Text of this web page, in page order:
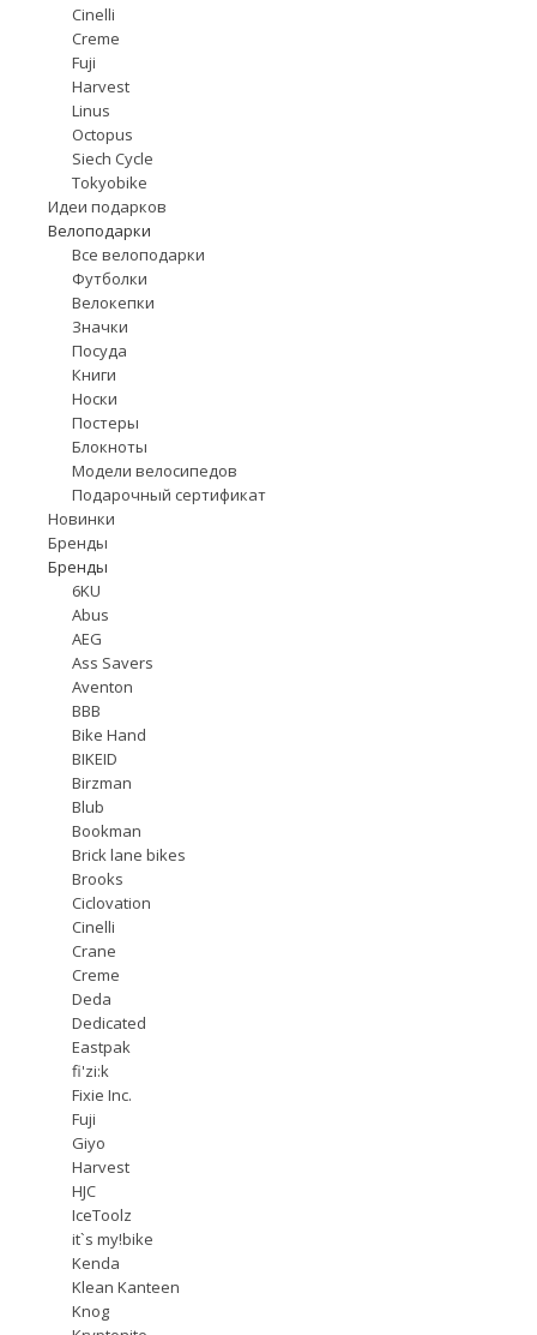
Cinelli
Creme
Fuji
Harvest
Linus
Octopus
Siech Cycle
Tokyobike
Идеи подарков
Велоподарки
Все велоподарки
Футболки
Велокепки
Значки
Посуда
Книги
Носки
Постеры
Блокноты
Модели велосипедов
Подарочный сертификат
Новинки
Бренды
Бренды
6KU
Abus
AEG
Ass Savers
Aventon
BBB
Bike Hand
BIKEID
Birzman
Blub
Bookman
Brick lane bikes
Brooks
Ciclovation
Cinelli
Crane
Creme
Deda
Dedicated
Eastpak
fi'zi:k
Fixie Inc.
Fuji
Giyo
Harvest
HJC
IceToolz
it`s my!bike
Kenda
Klean Kanteen
Knog